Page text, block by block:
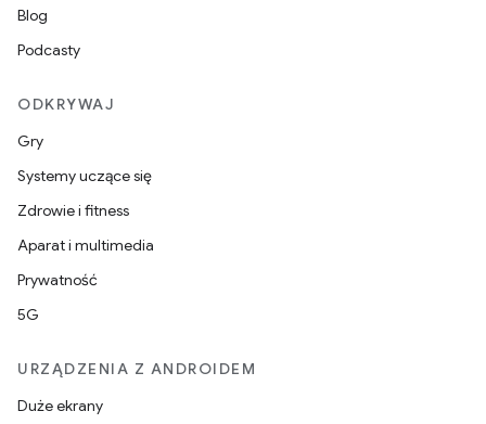
Blog
Podcasty
ODKRYWAJ
Gry
Systemy uczące się
Zdrowie i fitness
Aparat i multimedia
Prywatność
5G
URZĄDZENIA Z ANDROIDEM
Duże ekrany